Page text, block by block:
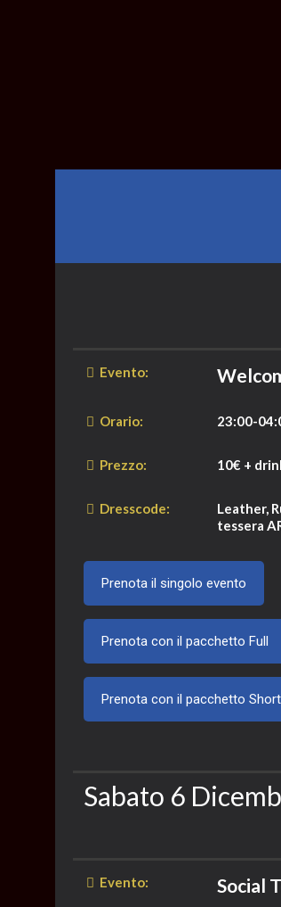
Evento:
Orario: 23:00-
Prezzo: 10€ +
Dresscode:
Leather,
tessera
Prenota il singolo evento
Prenota con il pacchetto Full
Prenota con il pacchetto
Sabato 6
Evento: Social